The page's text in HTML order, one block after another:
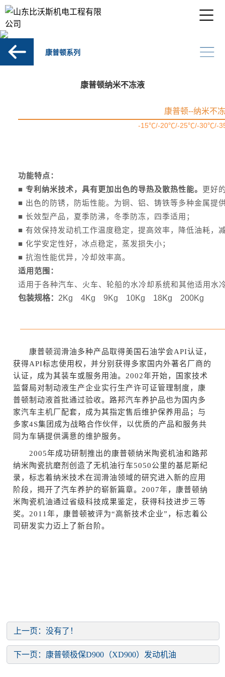
康普顿系列
康普顿纳米不冻液
康普顿--纳米不
-15℃/-20℃/-25℃/-30℃/-
功能特点：
■专利纳米技术，具有更加出色的导热及散热性能。 更好
■ 出色的防锈，防垢性能。为铜、铝、铸铁等多种金属提
■ 长效型产品，夏季防沸，冬季防冻，四季适用；
■ 有效保持发动机工作温度稳定，提高效率，降低油耗，
■ 化学安定性好，冰点稳定，蒸发损失小；
■ 抗泡性能优异，冷却效率高。
适用范围：
适用于各种汽车、火车、轮船的水冷却系统和其他适用水
包装规格： 2Kg 4Kg 9Kg 10Kg 18Kg 200Kg
康普顿润滑油多种产品取得美国石油学会API认证，
获得API标志使用权，并分别获得多家国内外著名厂商的
认证，成为其装车或服务用油。 2002年开始，国家技术
监督局对制动液生产企业实行生产许可证管理制度，康
普顿制动液首批通过验收。 路邦汽车养护品也为国内多
家汽车主机厂配套，成为其指定售后维护保养用品；与
多家4S集团成为战略合作伙伴， 以优质的产品和服务共
同为车辆提供满意的维护服务。
2005年成功研制推出的康普顿纳米陶瓷机油和路邦
纳米陶瓷抗磨剂创造了无机油行车5050公里的基尼斯纪
录，标志着纳米技术在润滑油领域的研究进入新的应用
阶段，揭开了汽车养护的崭新篇章。 2007年，康普顿纳
米陶瓷机油通过省级科技成果鉴定，获得科技进步三等
奖。 2011年，康普顿被评为“高新技术企业”，标志着公
司研发实力迈上了新台阶。
上一页：没有了！
下一页： 康普顿极保D900（XD900）发动机油